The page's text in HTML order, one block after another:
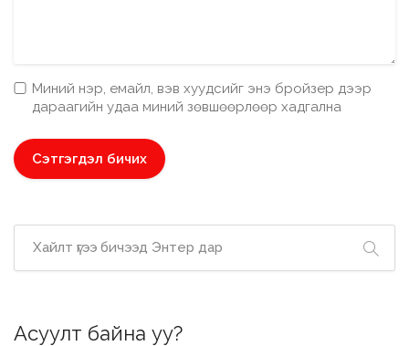
Миний нэр, емайл, вэв хуудсийг энэ бройзер дээр
дараагийн удаа миний зөвшөөрлөөр хадгална
Асуулт байна уу?